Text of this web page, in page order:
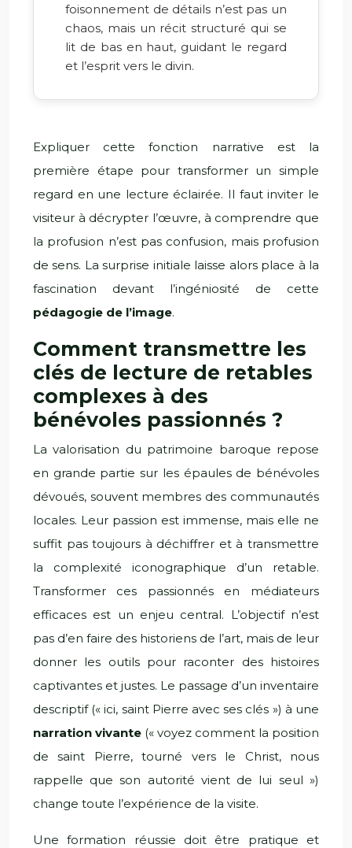
foisonnement de détails n’est pas un
chaos, mais un récit structuré qui se
lit de bas en haut, guidant le regard
et l’esprit vers le divin.
Expliquer cette fonction narrative est la
première étape pour transformer un simple
regard en une lecture éclairée. Il faut inviter le
visiteur à décrypter l’œuvre, à comprendre que
la profusion n’est pas confusion, mais profusion
de sens. La surprise initiale laisse alors place à la
fascination devant l’ingéniosité de cette
pédagogie de l’image.
Comment transmettre les
clés de lecture de retables
complexes à des
bénévoles passionnés ?
La valorisation du patrimoine baroque repose
en grande partie sur les épaules de bénévoles
dévoués, souvent membres des communautés
locales. Leur passion est immense, mais elle ne
suffit pas toujours à déchiffrer et à transmettre
la complexité iconographique d’un retable.
Transformer ces passionnés en médiateurs
efficaces est un enjeu central. L’objectif n’est
pas d’en faire des historiens de l’art, mais de leur
donner les outils pour raconter des histoires
captivantes et justes. Le passage d’un inventaire
descriptif (« ici, saint Pierre avec ses clés ») à une
narration vivante (« voyez comment la position
de saint Pierre, tourné vers le Christ, nous
rappelle que son autorité vient de lui seul »)
change toute l’expérience de la visite.
Une formation réussie doit être pratique et